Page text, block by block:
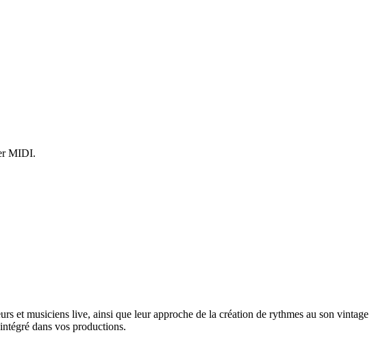
MIDI.
et musiciens live, ainsi que leur approche de la création de rythmes au son vintage
dans vos productions.